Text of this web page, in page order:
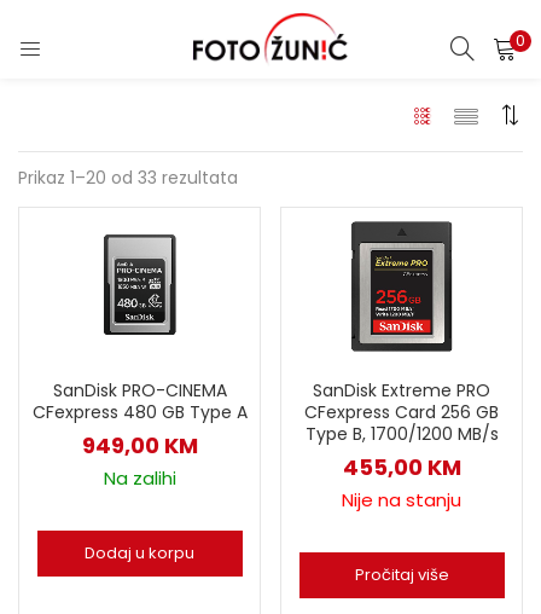
0
Prikaz 1–20 od 33 rezultata
SanDisk PRO-CINEMA
CFexpress 480 GB Type A
949,00 KM
Na zalihi
Dodaj u korpu
SanDisk Extreme PRO
CFexpress Card 256 GB
Type B, 1700/1200 MB/s
455,00 KM
Nije na stanju
Pročitaj više